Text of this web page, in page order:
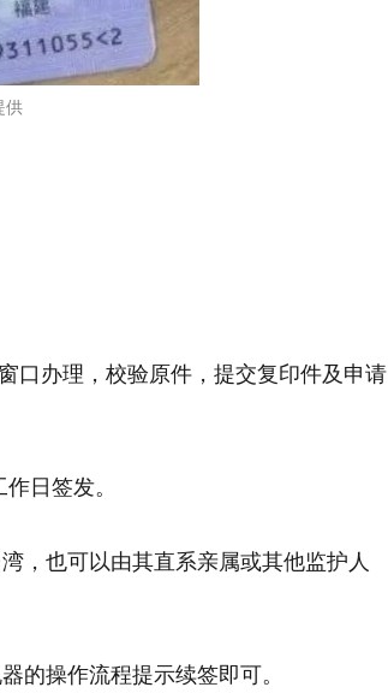
供
口办理，校验原件，提交复印件及申请
日签发。
，也可以由其直系亲属或其他监护人
的操作流程提示续签即可。